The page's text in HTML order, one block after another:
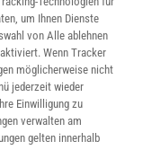
um Ihnen Dienste
von Alle ablehnen
Wenn Tracker
möglicherweise nicht
jederzeit wieder
Einwilligung zu
verwalten am
gelten innerhalb